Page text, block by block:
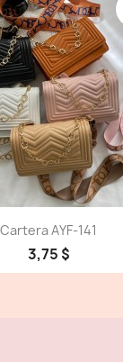
Cartera AYF-141
3,75 $